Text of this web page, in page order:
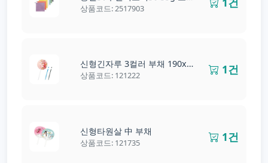
상품코드: 2517903
신형긴자루 3컬러 부채 190x190mm
상품코드: 121222 1건
신형타원살 中 부채
상품코드: 121735 1건